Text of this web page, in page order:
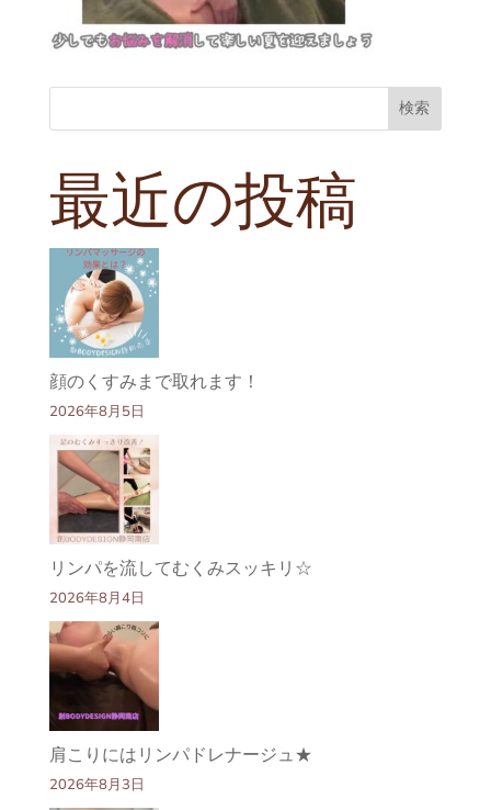
検索
最近の投稿
顔のくすみまで取れます！
2026年8月5日
リンパを流してむくみスッキリ☆
2026年8月4日
肩こりにはリンパドレナージュ★
2026年8月3日